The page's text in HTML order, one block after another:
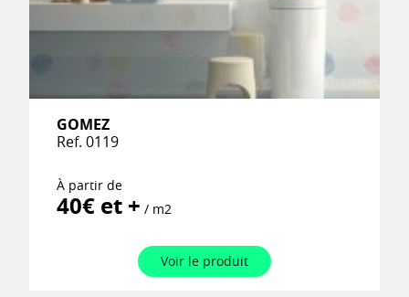
GOMEZ
Ref. 0119
À partir de
40€ et + / m2
Voir le produit